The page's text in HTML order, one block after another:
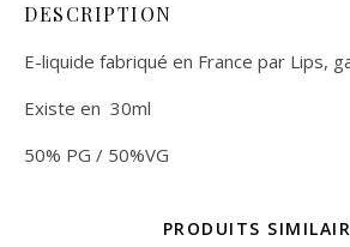
DESCRIPTION
E-liquide fabriqué en France par Lips,
Existe en 30ml
50% PG / 50%VG
PRODUITS